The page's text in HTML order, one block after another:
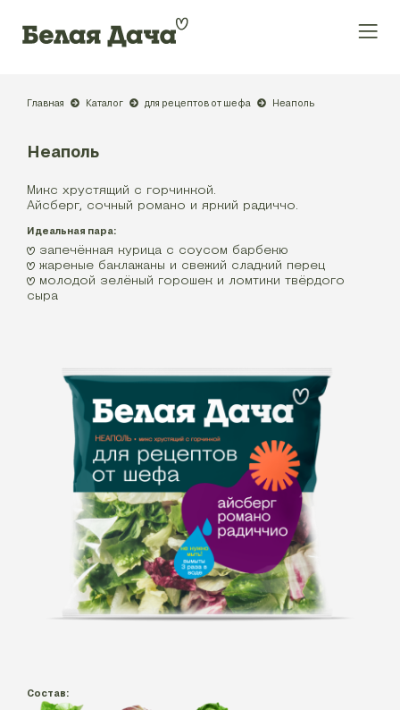
Главная Каталог для рецептов от шефа Неаполь
Неаполь
Микс хрустящий с горчинкой.
Айсберг, сочный романо и яркий радиччо.
Идеальная пара:
запечённая курица с соусом барбекю
жареные баклажаны и свежий сладкий перец
молодой зелёный горошек и ломтики твёрдого
сыра
Состав: